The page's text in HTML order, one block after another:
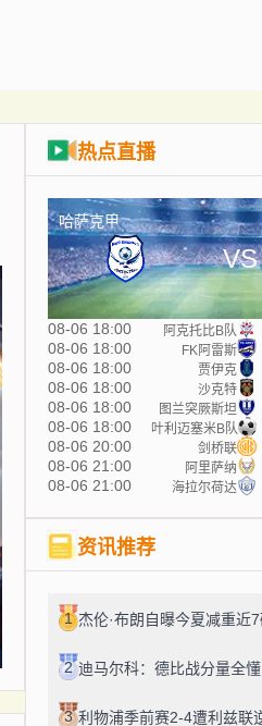
热点直播
哈萨克甲
VS
08-06 18:00 阿克托比B队
08-06 18:00 FK阿雷斯
08-06 18:00 贾伊克
08-06 18:00 沙克特
08-06 18:00 图兰突厥斯坦
08-06 18:00 叶利迈塞米B队
08-06 20:00 剑桥联
08-06 21:00 阿里萨纳
08-06 21:00 海拉尔荷达
资讯推荐
1
2
3